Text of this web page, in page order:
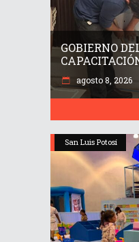
GOBIERNO
agosto 8, 2026
San Luis Potosí